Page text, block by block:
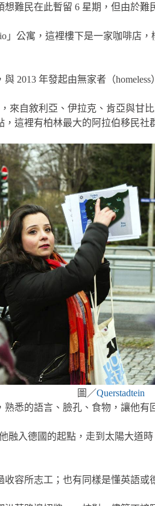
難民在此暫留 6 星期，但由於
公寓，這裡樓下是一家咖啡店
2013 年發起由無家者（homeless
，來自敘利亞、伊拉克、肯亞與
這裡有柏林最大的阿拉伯移民社
圖／Querstadtein
悉的語言、臉孔、食物，讓他
融入德國的起點，走到太陽大
容所志工；也有同樣是懂英語或